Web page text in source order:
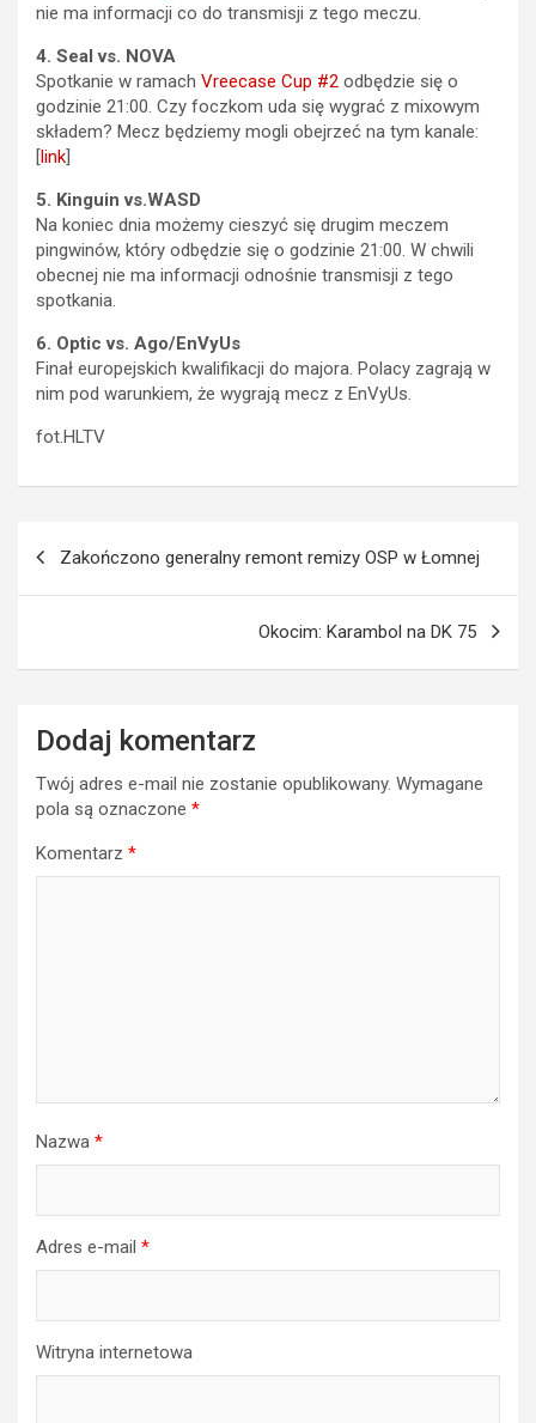
nie ma informacji co do transmisji z tego meczu.
4. Seal vs. NOVA
Spotkanie w ramach Vreecase Cup #2 odbędzie się o
godzinie 21:00. Czy foczkom uda się wygrać z mixowym
składem? Mecz będziemy mogli obejrzeć na tym kanale:
[link]
5. Kinguin vs.WASD
Na koniec dnia możemy cieszyć się drugim meczem
pingwinów, który odbędzie się o godzinie 21:00. W chwili
obecnej nie ma informacji odnośnie transmisji z tego
spotkania.
6. Optic vs. Ago/EnVyUs
Finał europejskich kwalifikacji do majora. Polacy zagrają w
nim pod warunkiem, że wygrają mecz z EnVyUs.
fot.HLTV
Zakończono generalny remont remizy OSP w Łomnej
Okocim: Karambol na DK 75
Dodaj komentarz
Twój adres e-mail nie zostanie opublikowany. Wymagane
pola są oznaczone *
Komentarz *
Nazwa *
Adres e-mail *
Witryna internetowa